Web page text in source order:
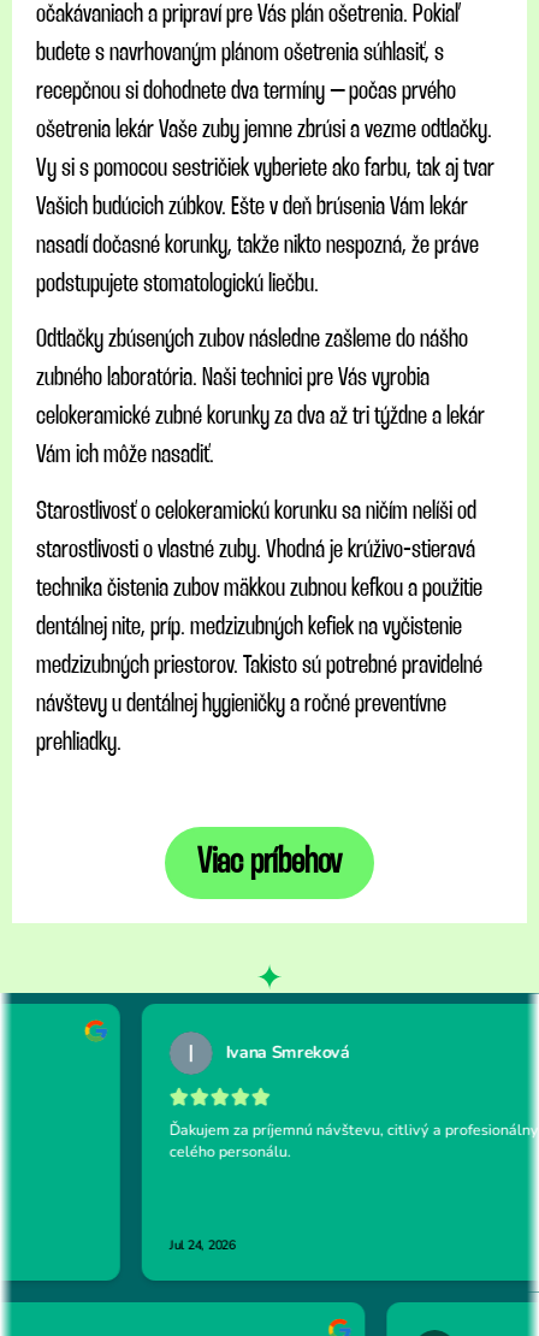
očakávaniach a pripraví pre Vás plán ošetrenia. Pokiaľ
budete s navrhovaným plánom ošetrenia súhlasiť, s
recepčnou si dohodnete dva termíny – počas prvého
ošetrenia lekár Vaše zuby jemne zbrúsi a vezme odtlačky.
Vy si s pomocou sestričiek vyberiete ako farbu, tak aj tvar
Vašich budúcich zúbkov. Ešte v deň brúsenia Vám lekár
nasadí dočasné korunky, takže nikto nespozná, že práve
podstupujete stomatologickú liečbu.
Odtlačky zbúsených zubov následne zašleme do nášho
zubného laboratória. Naši technici pre Vás vyrobia
celokeramické zubné korunky za dva až tri týždne a lekár
Vám ich môže nasadiť.
Starostlivosť o celokeramickú korunku sa ničím nelíši od
starostlivosti o vlastné zuby. Vhodná je krúživo-stieravá
technika čistenia zubov mäkkou zubnou kefkou a použitie
dentálnej nite, príp. medzizubných kefiek na vyčistenie
medzizubných priestorov. Takisto sú potrebné pravidelné
návštevy u dentálnej hygieničky a ročné preventívne
prehliadky.
Viac príbehov